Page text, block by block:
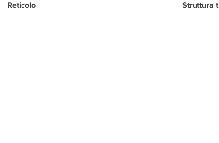
Reticolo Struttura